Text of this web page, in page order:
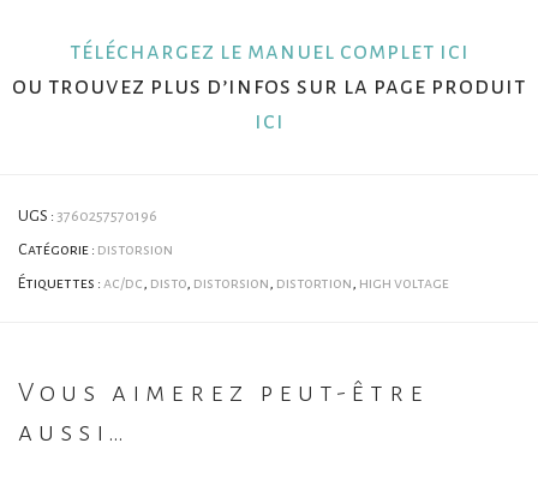
téléchargez le manuel complet ici
ou trouvez plus d’infos sur la page produit
ici
UGS : 3760257570196
Catégorie : distorsion
Étiquettes : ac/dc disto distorsion distortion high voltage
Vous aimerez peut-être
aussi…